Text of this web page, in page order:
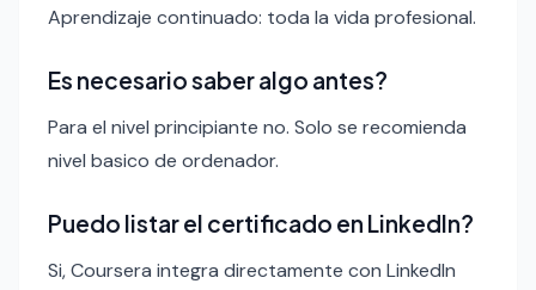
Aprendizaje continuado: toda la vida profesional.
Es necesario saber algo antes?
Para el nivel principiante no. Solo se recomienda
nivel basico de ordenador.
Puedo listar el certificado en LinkedIn?
Si, Coursera integra directamente con LinkedIn